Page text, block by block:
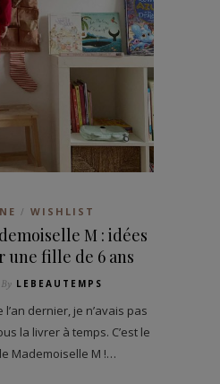
/ WISHLIST
M : idées
une fille de 6 ans
By LEBEAUTEMPS
dernier, je n’avais pas
la livrer à temps. C’est le
Mademoiselle M !…